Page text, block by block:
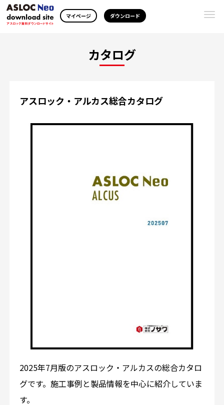
マイページ ダウンロード
カタログ
アスロック・アルカス総合カタログ
2025年7月版のアスロック・アルカスの総合カタロ
グです。施工事例と製品情報を中心に紹介していま
す。